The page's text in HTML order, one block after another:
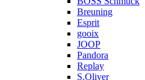
Breuning
Esprit
gooix
JOOP
Pandora
Replay
S.Oliver